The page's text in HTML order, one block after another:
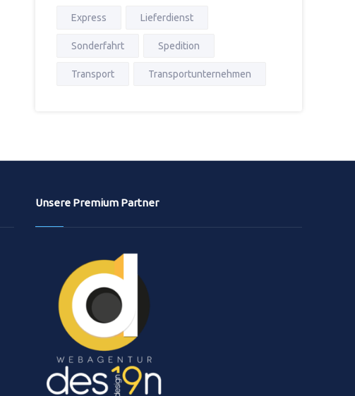
Express Lieferdienst
Sonderfahrt Spedition
Transport Transportunternehmen
Unsere Premium Partner